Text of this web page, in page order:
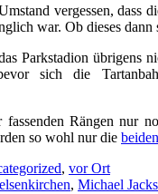
vergessen, dass
war. Ob dieses
Parkstadion übrigens
sich die
Rängen
so wohl nur die
, vor Ort
, Michael